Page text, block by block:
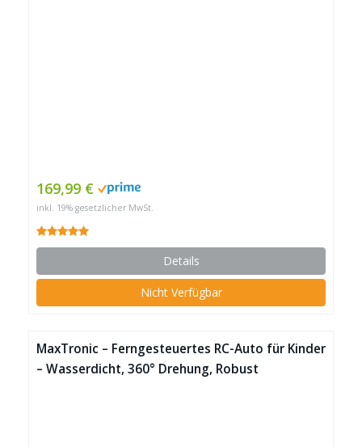
169,99 €
inkl. 19% gesetzlicher MwSt.
Details
Nicht Verfügbar
MaxTronic – Ferngesteuertes RC-Auto für Kinder
– Wasserdicht, 360° Drehung, Robust